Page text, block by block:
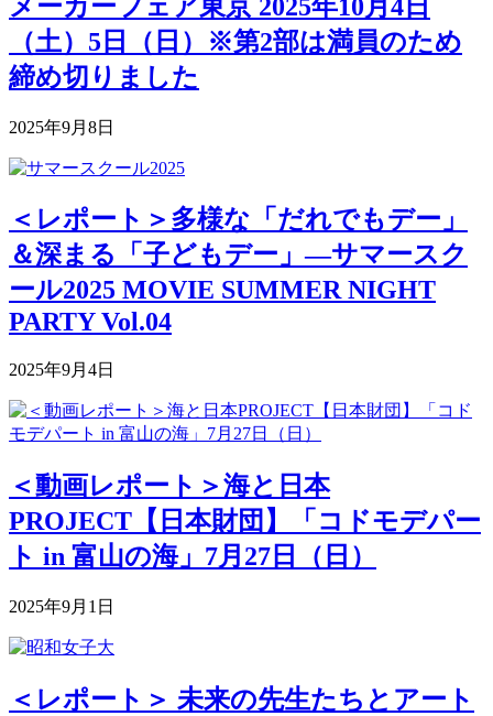
メーカーフェア東京 2025年10月4日
（土）5日（日）※第2部は満員のため
締め切りました
2025年9月8日
＜レポート＞多様な「だれでもデー」
＆深まる「子どもデー」―サマースク
ール2025 MOVIE SUMMER NIGHT
PARTY Vol.04
2025年9月4日
＜動画レポート＞海と日本
PROJECT【日本財団】「コドモデパー
ト in 富山の海」7月27日（日）
2025年9月1日
＜レポート＞ 未来の先生たちとアート